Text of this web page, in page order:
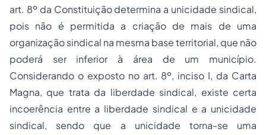
art. 8º da Constituição determina a unicidade sindical,
pois não é permitida a criação de mais de uma
organização sindical na mesma base territorial, que não
poderá ser inferior à área de um município.
Considerando o exposto no art. 8º, inciso I, da Carta
Magna, que trata da liberdade sindical, existe certa
incoerência entre a liberdade sindical e a unicidade
sindical, sendo que a unicidade torna-se uma